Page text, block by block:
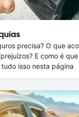
precisa? O que
E como é
isso nesta página